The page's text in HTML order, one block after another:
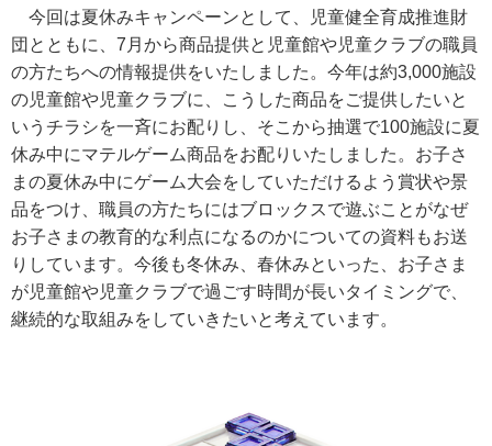
今回は夏休みキャンペーンとして、児童健全育成推進財
団とともに、7月から商品提供と児童館や児童クラブの職員
の方たちへの情報提供をいたしました。今年は約3,000施設
の児童館や児童クラブに、こうした商品をご提供したいと
いうチラシを一斉にお配りし、そこから抽選で100施設に夏
休み中にマテルゲーム商品をお配りいたしました。お子さ
まの夏休み中にゲーム大会をしていただけるよう賞状や景
品をつけ、職員の方たちにはブロックスで遊ぶことがなぜ
お子さまの教育的な利点になるのかについての資料もお送
りしています。今後も冬休み、春休みといった、お子さま
が児童館や児童クラブで過ごす時間が長いタイミングで、
継続的な取組みをしていきたいと考えています。